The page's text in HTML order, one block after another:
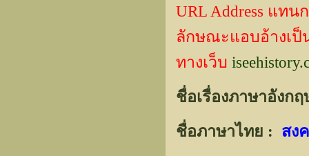
URL Address แท
ลักษณะแอบอ้างเป็
ทางเว็บ
ชื่อเรื่องภาษาอังก
ชื่อภาษาไทย : สง